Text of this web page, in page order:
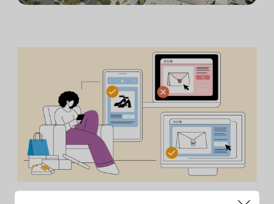
Lisez les dernières nouvelles de l’Unité de lutte contre la